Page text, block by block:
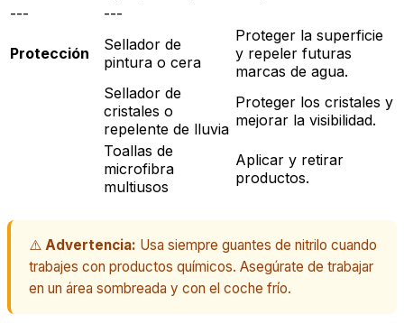
---
---
Protección
Sellador de
pintura o cera
Proteger la superficie
y repeler futuras
marcas de agua.
Sellador de
cristales o
repelente de lluvia
Proteger los cristales y
mejorar la visibilidad.
Toallas de
microfibra
multiusos
Aplicar y retirar
productos.
⚠️ Advertencia: Usa siempre guantes de nitrilo cuando
trabajes con productos químicos. Asegúrate de trabajar
en un área sombreada y con el coche frío.